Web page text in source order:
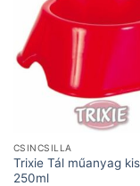
CSINCSILLA
Trixie Tál műanyag
250ml